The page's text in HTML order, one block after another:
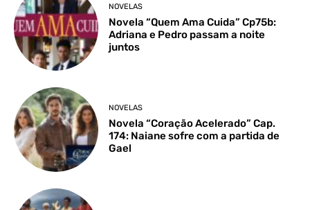
NOVELAS
Novela “Quem Ama Cuida” Cp75b:
Adriana e Pedro passam a noite
juntos
NOVELAS
Novela “Coração Acelerado” Cap.
174: Naiane sofre com a partida de
Gael